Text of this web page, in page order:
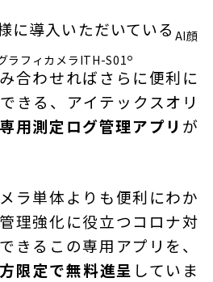
に導入いただいている AI顔
ラフィカメラITH-S01。
合わせればさらに便利に
きる、アイテックスオリ
用測定ログ管理アプリ が
ラ単体よりも便利にわか
理強化に役立つコロナ対
きるこの専用アプリを、
限定で無料進呈 していま